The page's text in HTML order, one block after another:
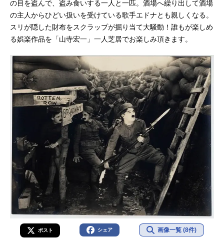
の目を盗んで、盗み食いする一人と一匹。酒場へ繰り出して酒場
の主人からひどい扱いを受けている歌手エドナとも親しくなる。
スリが隠した財布をスクラップが掘り当て大騒動！誰もが楽しめ
る娯楽作品を「山寺宏一」一人芝居でお楽しみ頂きます。
ポスト シェア 画像一覧 (8件)